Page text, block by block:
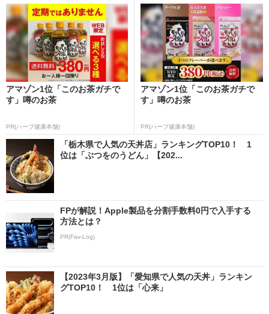
アマゾン1位「このお茶ガチで
す」噂のお茶
PR(ハーブ健康本舗)
アマゾン1位「このお茶ガチで
す」噂のお茶
PR(ハーブ健康本舗)
「栃木県で人気の天丼店」ランキングTOP10！ 1
位は「ぶつをのうどん」【202...
FPが解説！Apple製品を分割手数料0円で入手する
方法とは？
PR(Fav-Log)
【2023年3月版】「愛知県で人気の天丼」ランキン
グTOP10！ 1位は「心来」